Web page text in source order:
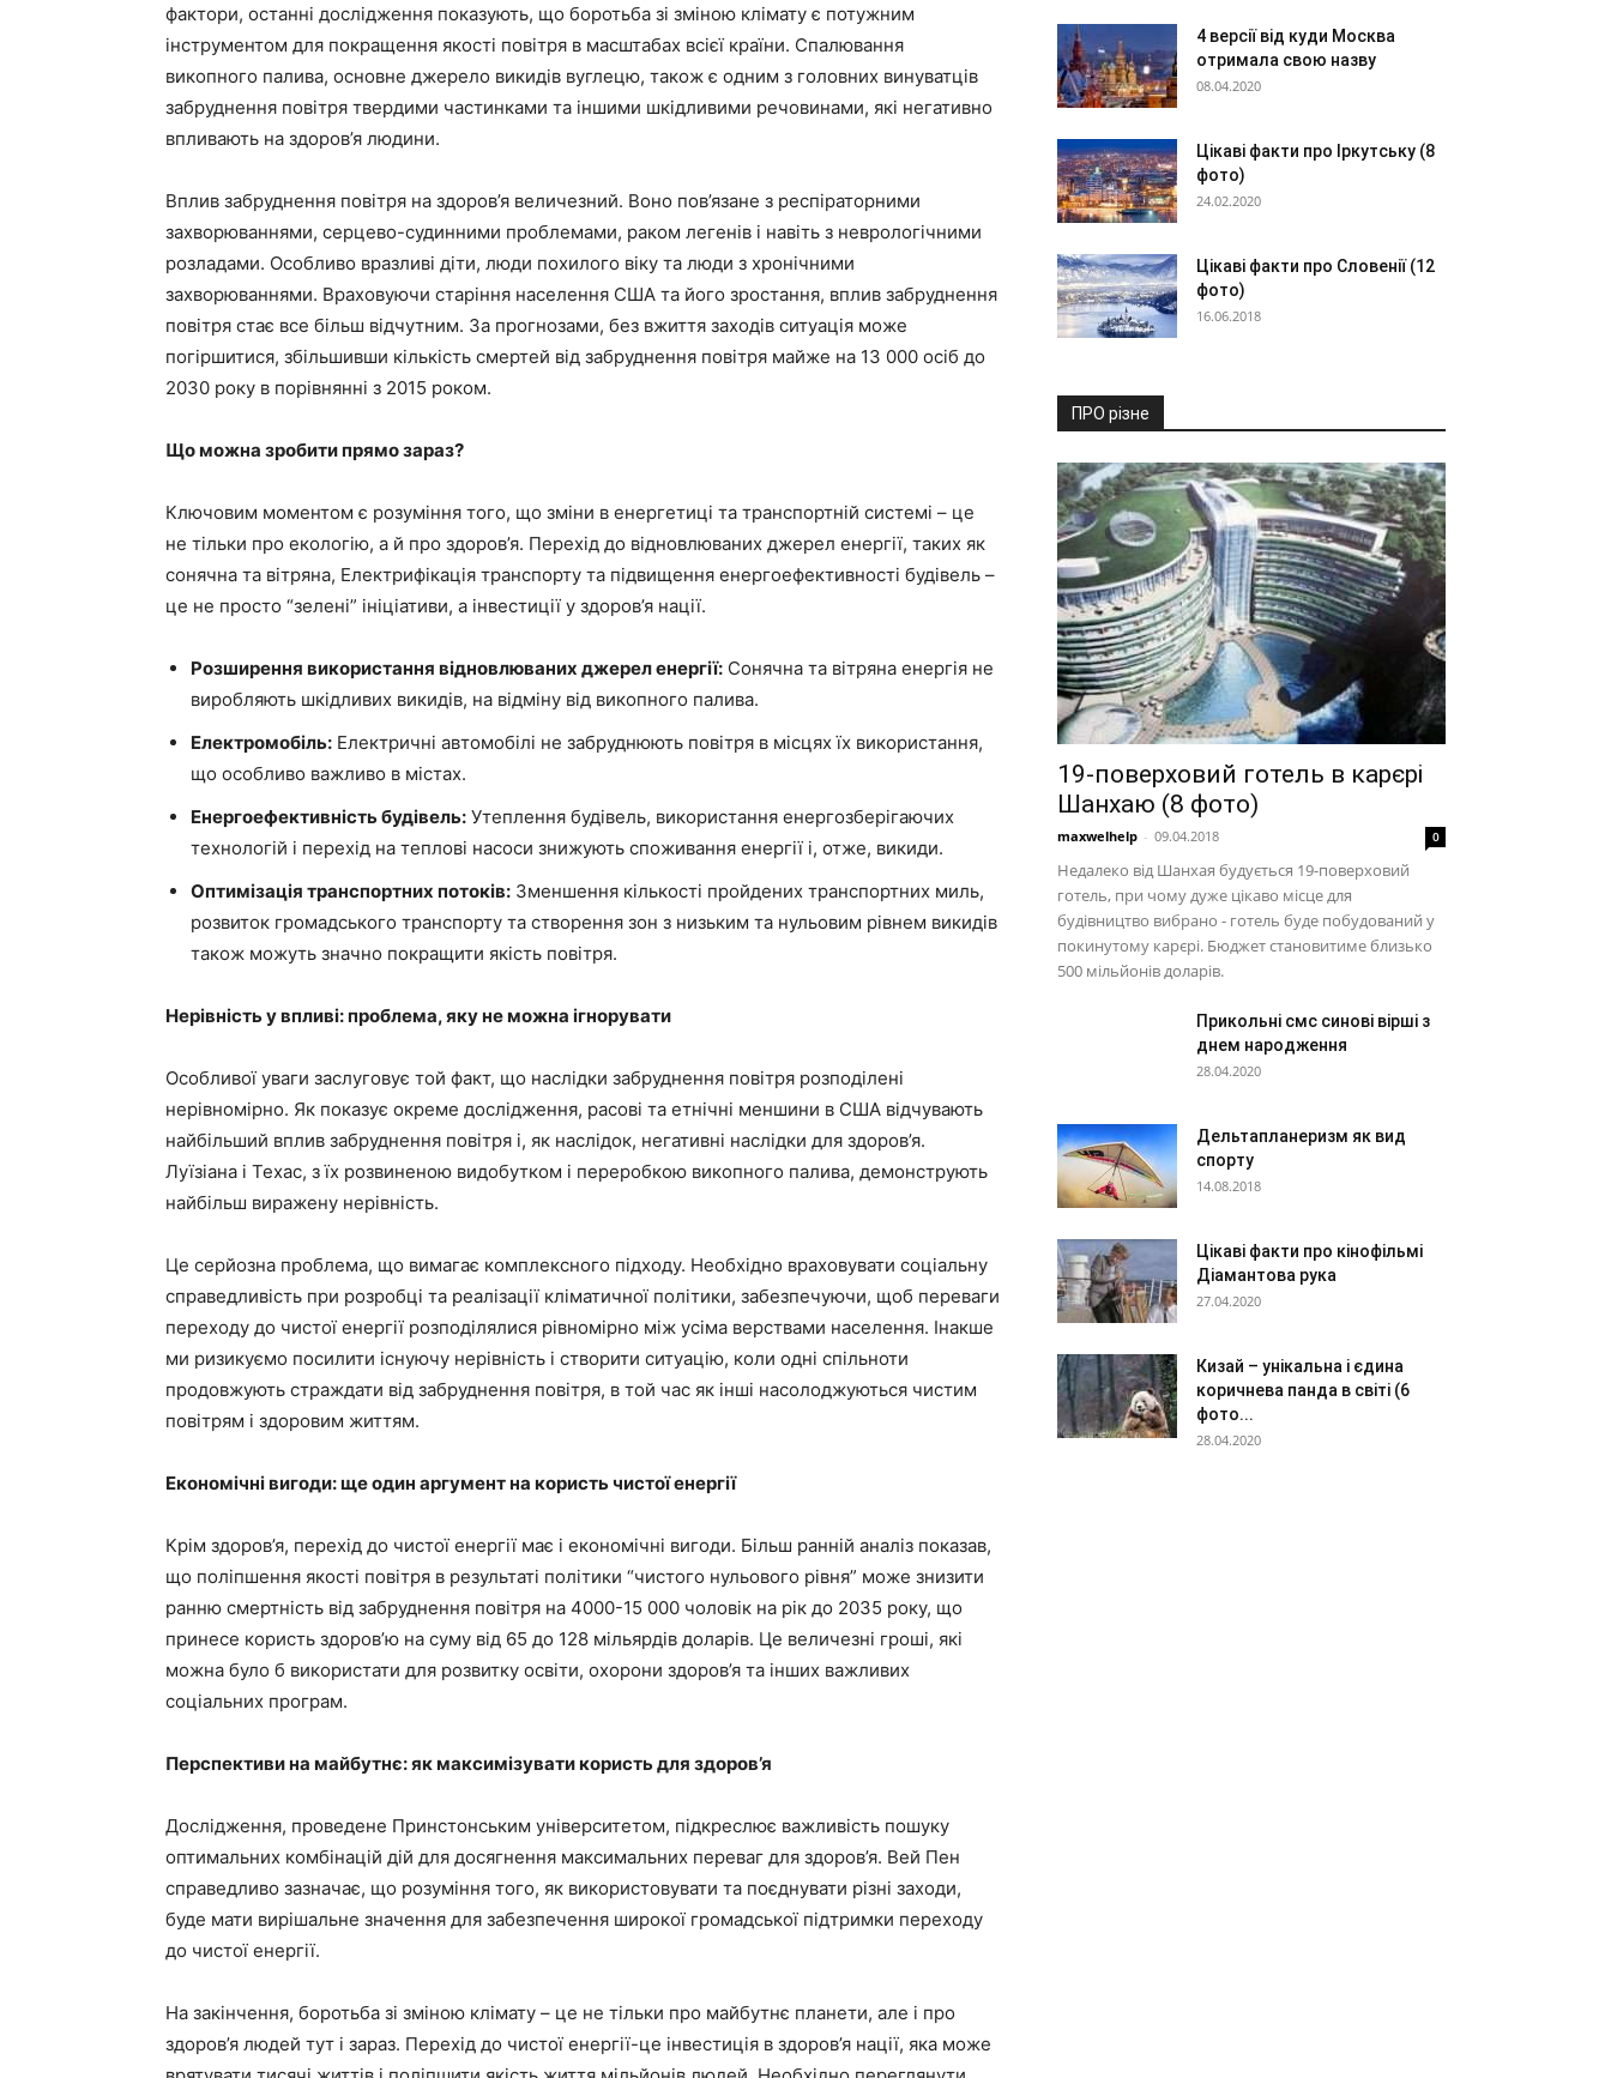
фактори, останні дослідження показують, що боротьба зі зміною клімату є потужним
інструментом для покращення якості повітря в масштабах всієї країни. Спалювання
викопного палива, основне джерело викидів вуглецю, також є одним з головних винуватців
забруднення повітря твердими частинками та іншими шкідливими речовинами, які негативно
впливають на здоров’я людини.
Вплив забруднення повітря на здоров’я величезний. Воно пов’язане з респіраторними
захворюваннями, серцево-судинними проблемами, раком легенів і навіть з неврологічними
розладами. Особливо вразливі діти, люди похилого віку та люди з хронічними
захворюваннями. Враховуючи старіння населення США та його зростання, вплив забруднення
повітря стає все більш відчутним. За прогнозами, без вжиття заходів ситуація може
погіршитися, збільшивши кількість смертей від забруднення повітря майже на 13 000 осіб до
2030 року в порівнянні з 2015 роком.
Що можна зробити прямо зараз?
Ключовим моментом є розуміння того, що зміни в енергетиці та транспортній системі – це
не тільки про екологію, а й про здоров’я. Перехід до відновлюваних джерел енергії, таких як
сонячна та вітряна, Електрифікація транспорту та підвищення енергоефективності будівель –
це не просто “зелені” ініціативи, а інвестиції у здоров’я нації.
Розширення використання відновлюваних джерел енергії: Сонячна та вітряна енергія не
виробляють шкідливих викидів, на відміну від викопного палива.
Електромобіль: Електричні автомобілі не забруднюють повітря в місцях їх використання,
що особливо важливо в містах.
Енергоефективність будівель: Утеплення будівель, використання енергозберігаючих
технологій і перехід на теплові насоси знижують споживання енергії і, отже, викиди.
Оптимізація транспортних потоків: Зменшення кількості пройдених транспортних миль,
розвиток громадського транспорту та створення зон з низьким та нульовим рівнем викидів
також можуть значно покращити якість повітря.
Нерівність у впливі: проблема, яку не можна ігнорувати
Особливої уваги заслуговує той факт, що наслідки забруднення повітря розподілені
нерівномірно. Як показує окреме дослідження, расові та етнічні меншини в США відчувають
найбільший вплив забруднення повітря і, як наслідок, негативні наслідки для здоров’я.
Луїзіана і Техас, з їх розвиненою видобутком і переробкою викопного палива, демонструють
найбільш виражену нерівність.
Це серйозна проблема, що вимагає комплексного підходу. Необхідно враховувати соціальну
справедливість при розробці та реалізації кліматичної політики, забезпечуючи, щоб переваги
переходу до чистої енергії розподілялися рівномірно між усіма верствами населення. Інакше
ми ризикуємо посилити існуючу нерівність і створити ситуацію, коли одні спільноти
продовжують страждати від забруднення повітря, в той час як інші насолоджуються чистим
повітрям і здоровим життям.
Економічні вигоди: ще один аргумент на користь чистої енергії
Крім здоров’я, перехід до чистої енергії має і економічні вигоди. Більш ранній аналіз показав,
що поліпшення якості повітря в результаті політики “чистого нульового рівня” може знизити
ранню смертність від забруднення повітря на 4000-15 000 чоловік на рік до 2035 року, що
принесе користь здоров’ю на суму від 65 до 128 мільярдів доларів. Це величезні гроші, які
можна було б використати для розвитку освіти, охорони здоров’я та інших важливих
соціальних програм.
Перспективи на майбутнє: як максимізувати користь для здоров’я
Дослідження, проведене Принстонським університетом, підкреслює важливість пошуку
оптимальних комбінацій дій для досягнення максимальних переваг для здоров’я. Вей Пен
справедливо зазначає, що розуміння того, як використовувати та поєднувати різні заходи,
буде мати вирішальне значення для забезпечення широкої громадської підтримки переходу
до чистої енергії.
На закінчення, боротьба зі зміною клімату – це не тільки про майбутнє планети, але і про
здоров’я людей тут і зараз. Перехід до чистої енергії-це інвестиція в здоров’я нації, яка може
4 версії від куди Москва
отримала свою назву
08.04.2020
Цікаві факти про Іркутську (8
фото)
24.02.2020
Цікаві факти про Словенії (12
фото)
16.06.2018
ПРО різне
19-поверховий готель в карєрі
Шанхаю (8 фото)
maxwelhelp - 09.04.2018 0
Недалеко від Шанхая будується 19-поверховий
готель, при чому дуже цікаво місце для
будівництво вибрано - готель буде побудований у
покинутому карєрі. Бюджет становитиме близько
500 мільйонів доларів.
Прикольні смс синові вірші з
днем народження
28.04.2020
Дельтапланеризм як вид
спорту
14.08.2018
Цікаві факти про кінофільмі
Діамантова рука
27.04.2020
Кизай – унікальна і єдина
коричнева панда в світі (6
фото...
28.04.2020